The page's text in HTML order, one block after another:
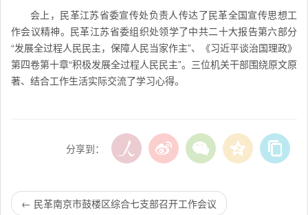
会上，民革江苏省委宣传处负责人传达了民革全国宣传思想工
作会议精神。民革江苏省委组织处领学了中共二十大报告第六部分
“发展全过程人民民主，保障人民当家作主”、《习近平谈治国理政》
第四卷第十章“积极发展全过程人民民主”。三位机关干部围绕原文原
著、结合工作生活实际交流了学习心得。
分享到：
← 民革南京市鼓楼区综合七支部召开工作会议